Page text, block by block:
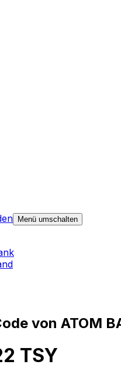
Menü umschalten
von ATOM
TSY